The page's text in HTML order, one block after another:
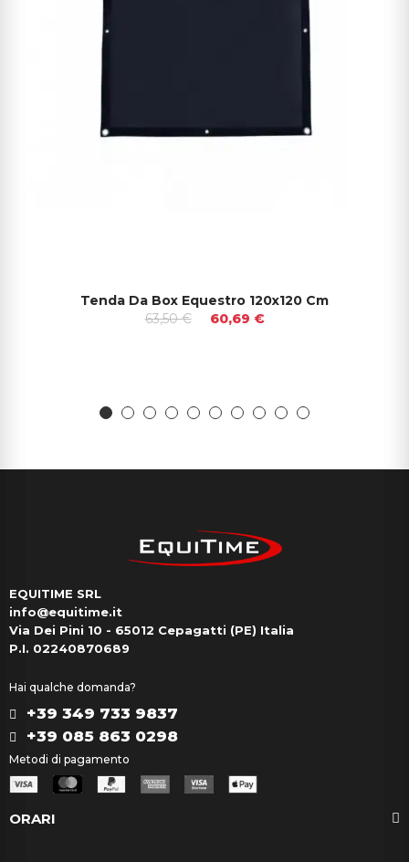
Tenda Da Box Equestro 120x120 Cm
63,50 €
60,69 €
EQUITIME SRL
info@equitime.it
Via Dei Pini 10 - 65012 Cepagatti (PE) Italia
P.I. 02240870689
Hai qualche domanda?
+39 349 733 9837
+39 085 863 0298
Metodi di pagamento
ORARI